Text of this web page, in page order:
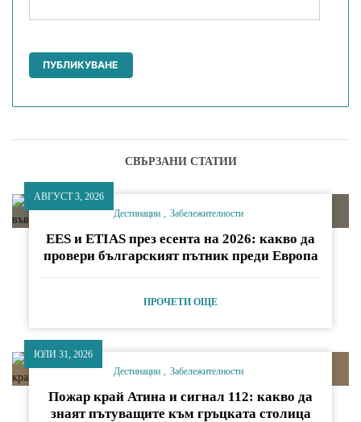
СВЪРЗАНИ СТАТИИ
АВГУСТ 3, 2026
Дестинации
Забележителности
EES и ETIAS през есента на 2026: какво да
провери българският пътник преди Европа
ПРОЧЕТИ ОЩЕ
ЮЛИ 31, 2026
Дестинации
Забележителности
Пожар край Атина и сигнал 112: какво да
знаят пътуващите към гръцката столица